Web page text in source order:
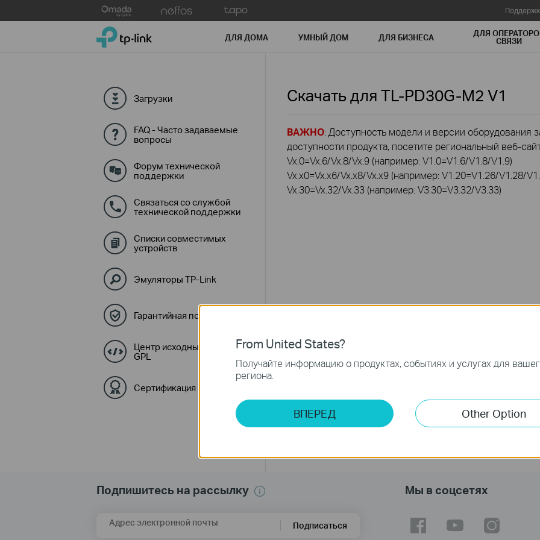
to
TP-Link, Reliably Smart ДЛЯ ДОМА УМНЫЙ ДОМ ДЛЯ БИЗНЕСА ДЛЯ
СВЯЗИ
Загрузки
FAQ - Часто задаваемые
вопросы
Форум технической
поддержки
Связаться со службой
технической поддержки
Списки совместимых
устройств
Эмуляторы TP-Link
Гарантийная политика
Центр исходных кодов
GPL
Сертификация
Скачать для TL-PD30G-M2 V1
ВАЖНО: Доступность модели и версии оборудования
доступности продукта, посетите региональный веб-
Vx.0=Vx.6/Vx.8/Vx.9 (например: V1.0=V1.6/V1.8/V1.9)
Vx.x0=Vx.x6/Vx.x8/Vx.x9 (например: V1.20=V1.26/V1.28/
Vx.30=Vx.32/Vx.33 (например: V3.30=V3.32/V3.33)
Подпишитесь на рассылку
Адрес электронной почты Подписаться
Мы в соцсетях
From United States?
Получайте информацию о продуктах, событиях и услугах для
региона.
ВПЕРЕД Other Option